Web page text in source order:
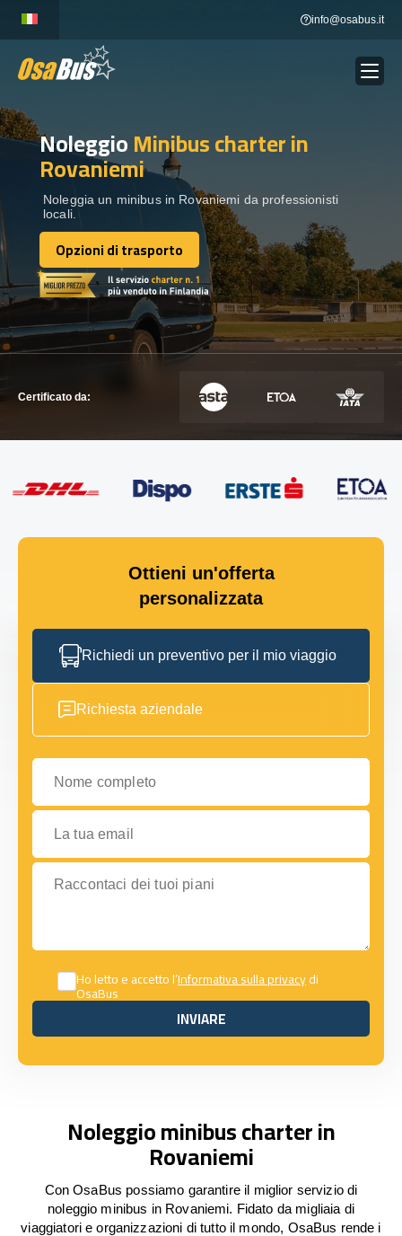
content
info@osabus.it
NOLEGGIO AUTOBUS Show dropdown
DESTINAZIONI
FLOTTA
METTITI IN CONTATTO
METTITI IN CONTATTO
NoleggioMinibus charterin
Rovaniemi
Noleggia un minibus in Rovaniemi da professionisti
locali.
Opzioni di trasporto
Opzioni di trasporto
Certificato da:
Ottieni un'offerta
personalizzata
Richiedi un preventivo per il mio viaggio
Richiesta aziendale
Nome completo
La tua email
Raccontaci dei tuoi piani
Ho letto e accetto l’Informativa sulla privacydi
OsaBus
INVIARE
INVIARE
Noleggio minibus charter in
Rovaniemi
Con OsaBus possiamo garantire il miglior servizio di
noleggio minibus in Rovaniemi. Fidato da migliaia di
viaggiatori e organizzazioni di tutto il mondo, OsaBus rende i